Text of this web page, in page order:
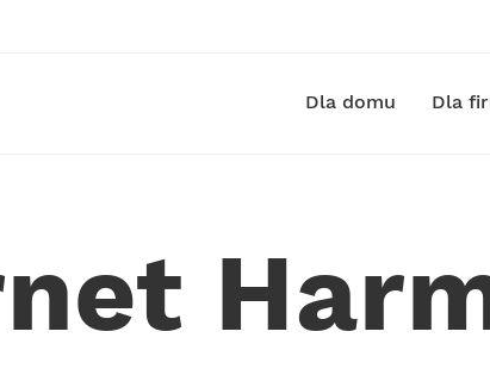
Dla domu Dla